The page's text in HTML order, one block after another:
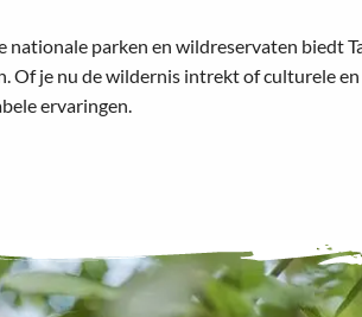
nationale parken en wildreservaten biedt
Of je nu de wildernis intrekt of culturele
ervaringen.